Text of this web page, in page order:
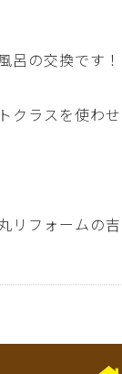
呂の交換です！
クラスを使わ
リフォームの吉